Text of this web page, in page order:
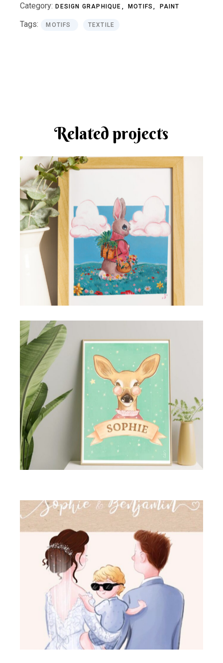
Category: DESIGN GRAPHIQUE MOTIFS PAINT
Tags: MOTIFS TEXTILE
Related projects